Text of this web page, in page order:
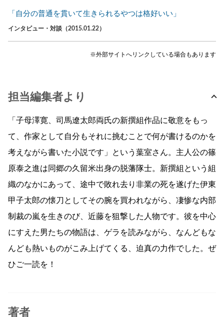
「自分の普通を貫いて生きられるやつは格好いい」
インタビュー・対談（2015.01.22）
※外部サイトへリンクしている場合もあります
担当編集者より
「子母澤寛、司馬遼太郎両氏の新撰組作品に敬意をもっ
て、作家として自分もそれに挑むことで何が書けるのかを
考えながら書いた小説です」という葉室さん。主人公の篠
原泰之進は同郷の久留米出身の脱藩隊士。新撰組という組
織のなかにあって、途中で敗れ去り非業の死を遂げた伊東
甲子太郎の懐刀としてその腕を買われながら、凄惨な内部
制裁の嵐を生きのび、近藤を狙撃した人物です。彼を中心
にすえた男たちの物語は、ゲラを読みながら、なんどもな
んども熱いものがこみ上げてくる、迫真の力作でした。ぜ
ひご一読を！
著者